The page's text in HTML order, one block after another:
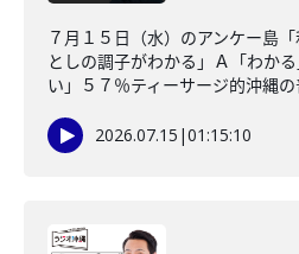
７月１５日（水）のアンケー島
としの調子がわかる」Ａ「わか
い」５７％ティーサージ的沖縄の
2026.07.15 |01:15:10